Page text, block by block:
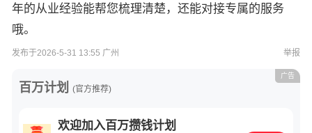
年的从业经验能帮您梳理清楚，还能对接专属的服务
哦。
发布于2026-5-31 13:55 广州 举报
百万计划 (官方推荐)
欢迎加入百万攒钱计划
广告